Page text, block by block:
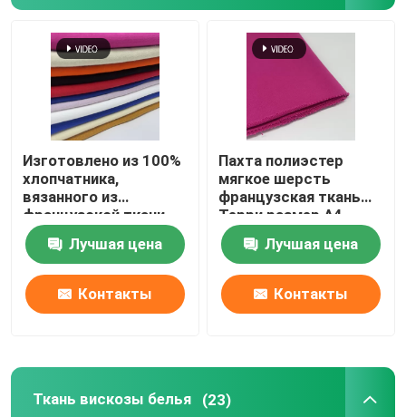
Изготовлено из 100%
хлопчатника,
вязанного из
французской ткани.
Лучшая цена
Контакты
Пахта полиэстер
мягкое шерсть
французская ткань
Терри размер А4
Лучшая цена
Контакты
Ткань вискозы белья (23)